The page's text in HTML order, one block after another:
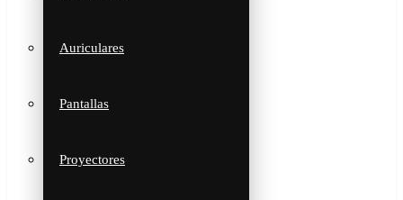
Auriculares
Pantallas
Proyectores